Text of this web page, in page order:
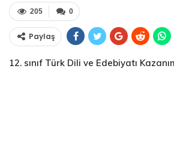
0
205
Paylaş
12. sınıf Türk Dili ve Edebiyatı